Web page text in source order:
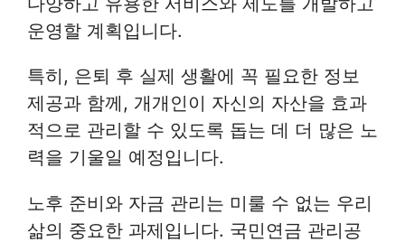
운영할 계획입니다.
특히, 은퇴 후 실제 생활에 꼭 필요한 정보
제공과 함께, 개개인이 자신의 자산을 효과
적으로 관리할 수 있도록 돕는 데 더 많은 노
력을 기울일 예정입니다.
노후 준비와 자금 관리는 미룰 수 없는 우리
삶의 중요한 과제입니다. 국민연금 관리공